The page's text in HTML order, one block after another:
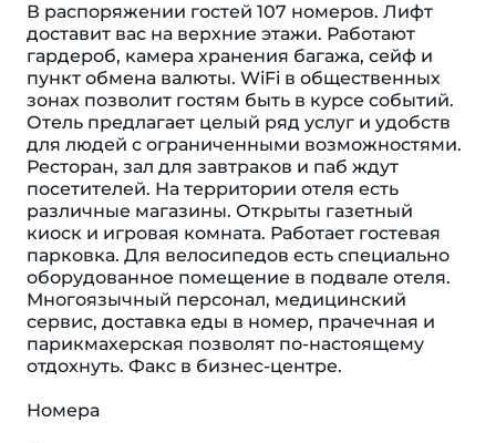
В распоряжении гостей 107 номеров. Лифт
доставит вас на верхние этажи. Работают
гардероб, камера хранения багажа, сейф и
пункт обмена валюты. WiFi в общественных
зонах позволит гостям быть в курсе событий.
Отель предлагает целый ряд услуг и удобств
для людей с ограниченными возможностями.
Ресторан, зал для завтраков и паб ждут
посетителей. На территории отеля есть
различные магазины. Открыты газетный
киоск и игровая комната. Работает гостевая
парковка. Для велосипедов есть специально
оборудованное помещение в подвале отеля.
Многоязычный персонал, медицинский
сервис, доставка еды в номер, прачечная и
парикмахерская позволят по-настоящему
отдохнуть. Факс в бизнес-центре.
Номера